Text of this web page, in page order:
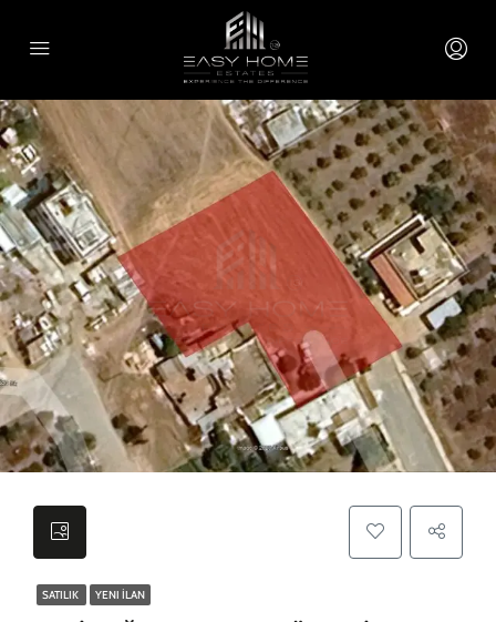
SATILIK YENI İLAN